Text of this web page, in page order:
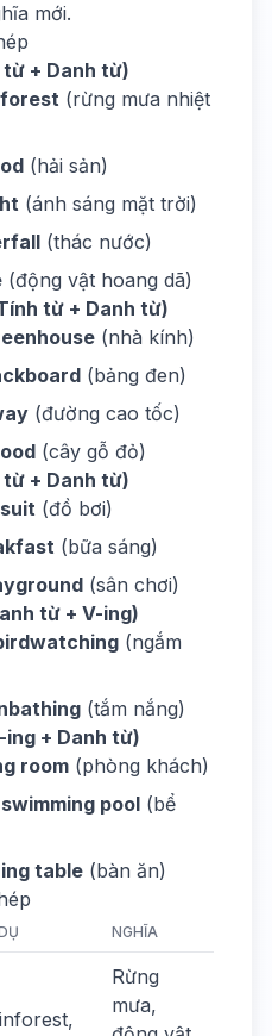
mới.
từ + Danh từ)
(rừng mưa nhiệt
(hải sản)
(ánh sáng mặt trời)
(thác nước)
(động vật hoang dã)
từ + Danh từ)
(nhà kính)
(bảng đen)
(đường cao tốc)
(cây gỗ đỏ)
+ Danh từ)
(đồ bơi)
(bữa sáng)
(sân chơi)
từ + V-ing)
(ngắm
(tắm nắng)
ing + Danh từ)
room (phòng khách)
pool (bể
table (bàn ăn)
NGHĨA
Rừng
mưa,